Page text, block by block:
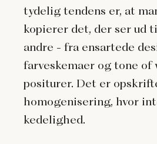
tydelig tendens er, at
kopierer det, der ser ud
andre - fra ensartede
farveskemaer og tone
positurer. Det er
homogenisering, hvor
kedelighed.